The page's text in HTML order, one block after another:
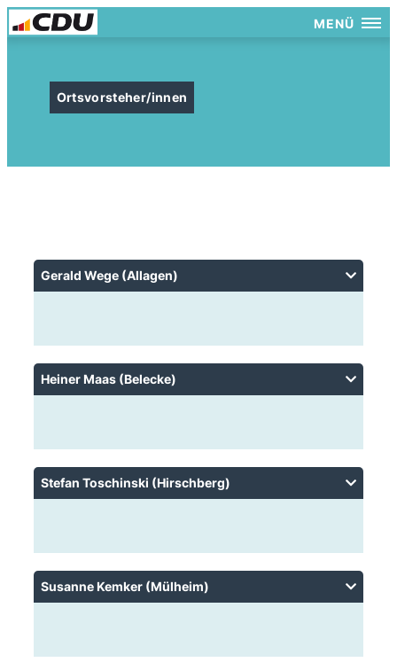
MENÜ
Ortsvorsteher/innen
Gerald Wege (Allagen)
Heiner Maas (Belecke)
Stefan Toschinski (Hirschberg)
Susanne Kemker (Mülheim)